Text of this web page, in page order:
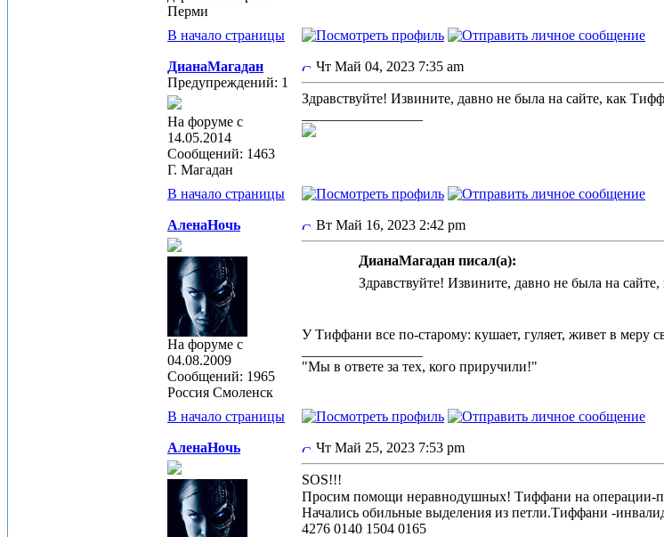
Перми
В начало страницы
ДианаМагадан
Предупреждений: 1
На форуме с
14.05.2014
Сообщений: 1463
Г. Магадан
Чт Май 04, 2023 7:35 am
Здравствуйте! Извините, давно не была на сайте, как
В начало страницы
АленаНочь
На форуме с
04.08.2009
Сообщений: 1965
Россия Смоленск
Вт Май 16, 2023 2:42 pm
ДианаМагадан писал(а):
Здравствуйте! Извините, давно не была на
У Тиффани все по-старому: кушает, гуляет, живет в меру
"Мы в ответе за тех, кого приручили!"
В начало страницы
АленаНочь Чт Май 25, 2023 7:53 pm
SOS!!!
Просим помощи неравнодушных! Тиффани на операции-
Начались обильные выделения из петли.Тиффани -
4276 0140 1504 0165